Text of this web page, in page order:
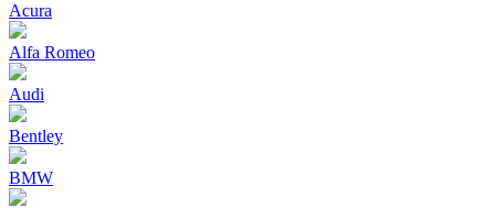
Acura
Alfa Romeo
Audi
Bentley
BMW